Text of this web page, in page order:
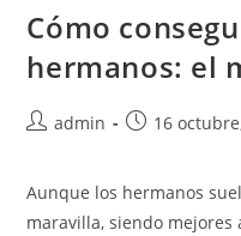
Cómo
hermanos: el
admin 16
Aunque los hermanos
maravilla, siendo mejores